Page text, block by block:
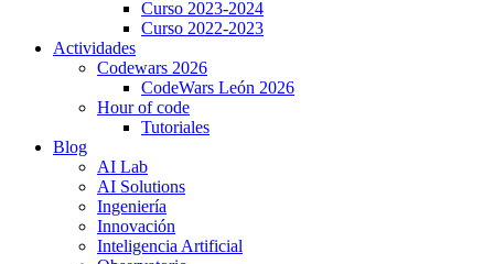
Curso 2023-2024
Curso 2022-2023
Actividades
Codewars 2026
CodeWars León 2026
Hour of code
Tutoriales
Blog
AI Lab
AI Solutions
Ingeniería
Innovación
Inteligencia Artificial